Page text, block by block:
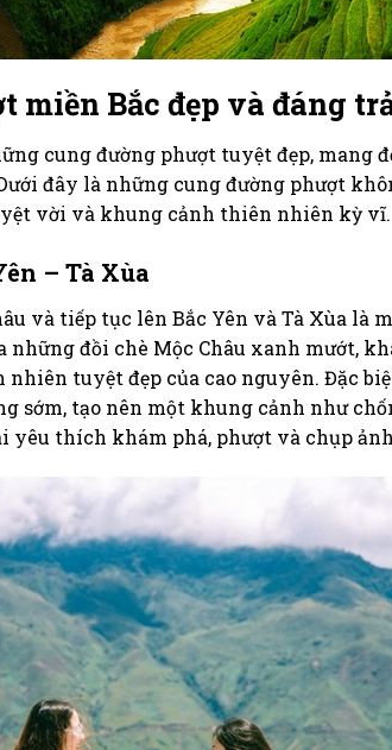
miền Bắc đẹp và đáng
cung đường phượt tuyệt đẹp, mang
đây là những cung đường phượt
vời và khung cảnh thiên nhiên kỳ vĩ.
– Tà Xùa
và tiếp tục lên Bắc Yên và Tà Xùa
đồi chè Mộc Châu xanh mướt,
tuyệt đẹp của cao nguyên. Đặc
sớm, tạo nên một khung cảnh như
yêu thích khám phá, phượt và chụp